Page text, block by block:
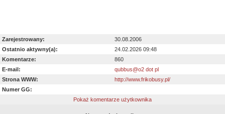
Zarejestrowany:
30.08.2006
Ostatnio aktywny(a):
24.02.2026 09:48
Komentarze:
860
E-mail:
qubbus@o2 dot pl
Strona WWW:
http://www.frikobusy.pl/
Numer GG:
Pokaż komentarze użytkownika